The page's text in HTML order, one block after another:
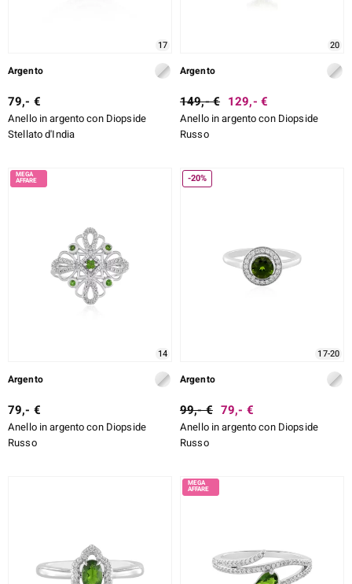
17
Argento
79,- €
Anello in argento con Diopside
Stellato d'India
20
Argento
149,- € 129,- €
Anello in argento con Diopside
Russo
14
Argento
79,- €
Anello in argento con Diopside
Russo
-20%
17-20
Argento
99,- € 79,- €
Anello in argento con Diopside
Russo